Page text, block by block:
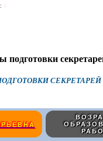
1
СЕКРЕТАРЕЙ